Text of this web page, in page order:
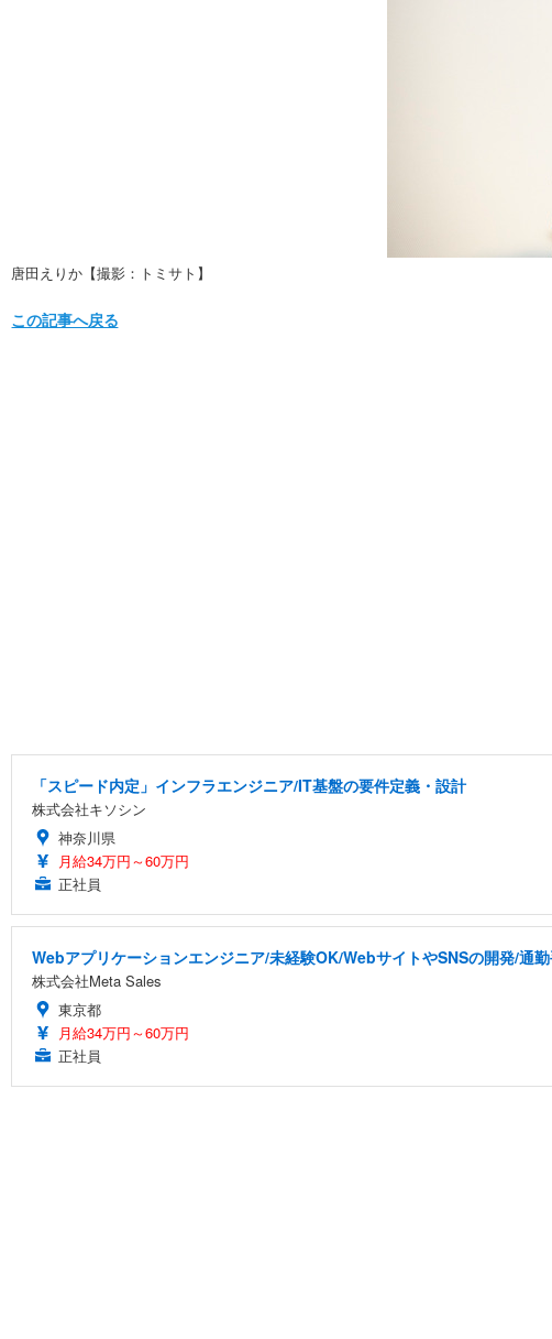
唐田えりか【撮影：トミサト】
この記事へ戻る
「スピード内定」インフラエンジニア/IT基盤の要件定義・設計
株式会社キソシン
神奈川県
月給34万円～60万円
正社員
Webアプリケーションエンジニア/未経験OK/WebサイトやSNSの開発/通
株式会社Meta Sales
東京都
月給34万円～60万円
正社員